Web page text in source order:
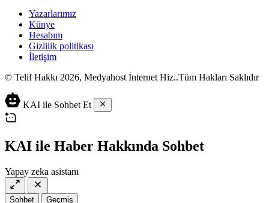
Yazarlarımız
Künye
Hesabım
Gizlilik politikası
İletişim
© Telif Hakkı 2026, Medyahost İnternet Hiz..Tüm Hakları Saklıdır
casino
siteleri
casino
2023
lordcasino
canlı
casino
siteleri
iyi
casino
vdcasino
vdcasino
giriş
ev
yapımı
salça
KAI ile Sohbet Et
KAI ile Haber Hakkında Sohbet
Yapay zeka asistanı
Sohbet Geçmiş